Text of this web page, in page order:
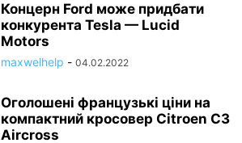
Концерн Ford може придбати
конкурента Tesla — Lucid
Motors
maxwelhelp - 04.02.2022
Оголошені французькі ціни на
компактний кросовер Citroen C3
Aircross